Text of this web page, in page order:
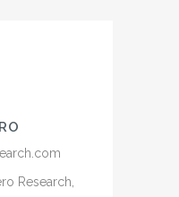
Research,